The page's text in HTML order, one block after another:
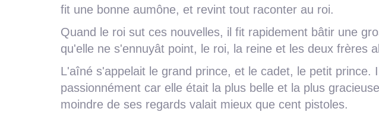
fit une bonne aumône, et revint tout raconter au roi.
Quand le roi sut ces nouvelles, il fit rapidement bâtir une
qu'elle ne s'ennuyât point, le roi, la reine et les deux frères
L'aîné s'appelait le grand prince, et le cadet, le petit
passionnément car elle était la plus belle et la plus
moindre de ses regards valait mieux que cent pistoles.